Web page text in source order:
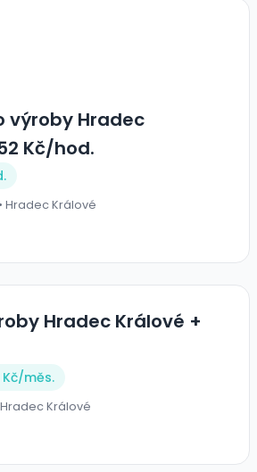
výroby Hradec
Kč/hod.
Hradec Králové
Hradec Králové +
měs.
Hradec Králové